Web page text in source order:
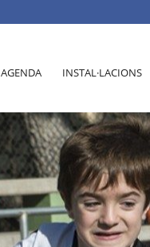
AGENDA INSTAL·LACIONS